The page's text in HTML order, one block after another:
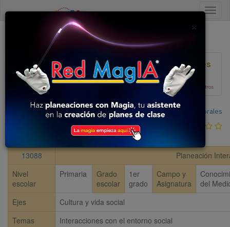
Volver al listado
Ver Planeaciones
Plan 2017
En construcción, colabora con nosotros
Compartida por: Mariana Morales
13088
Planeación
Nivel
escolar
Primaria
Grado
escolar
1er
grado
Campo y
Asignatura
del
Ejes
Cultura y vida social
Temas
Interacciones con el entorno social
×